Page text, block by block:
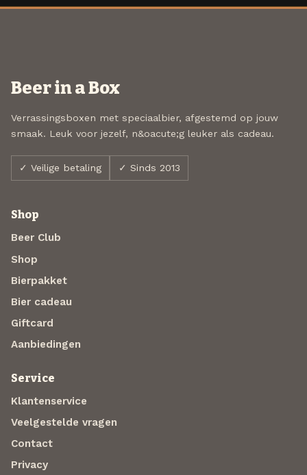
Beer in a Box
Verrassingsboxen met speciaalbier, afgestemd op jouw
smaak. Leuk voor jezelf, n&oacute;g leuker als cadeau.
✓ Veilige betaling ✓ Sinds 2013
Shop
Beer Club
Shop
Bierpakket
Bier cadeau
Giftcard
Aanbiedingen
Service
Klantenservice
Veelgestelde vragen
Contact
Privacy